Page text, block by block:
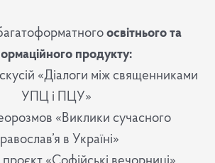
освітнього та
продукту:
«Діалоги між священниками
УПЦ і ПЦУ»
«Виклики сучасного
в Україні»